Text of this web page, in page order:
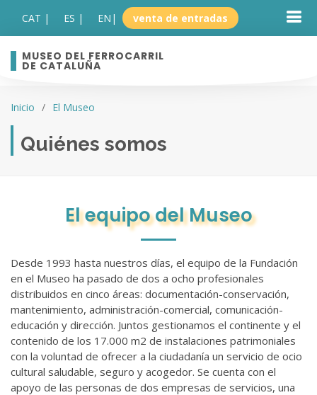
CAT | ES | EN | venta de entradas
MUSEO DEL FERROCARRIL
DE CATALUÑA
Inicio El Museo
Quiénes somos
El equipo del Museo
Desde 1993 hasta nuestros días, el equipo de la Fundación
en el Museo ha pasado de dos a ocho profesionales
distribuidos en cinco áreas: documentación-conservación,
mantenimiento, administración-comercial, comunicación-
educación y dirección. Juntos gestionamos el continente y el
contenido de los 17.000 m2 de instalaciones patrimoniales
con la voluntad de ofrecer a la ciudadanía un servicio de ocio
cultural saludable, seguro y acogedor. Se cuenta con el
apoyo de las personas de dos empresas de servicios, una